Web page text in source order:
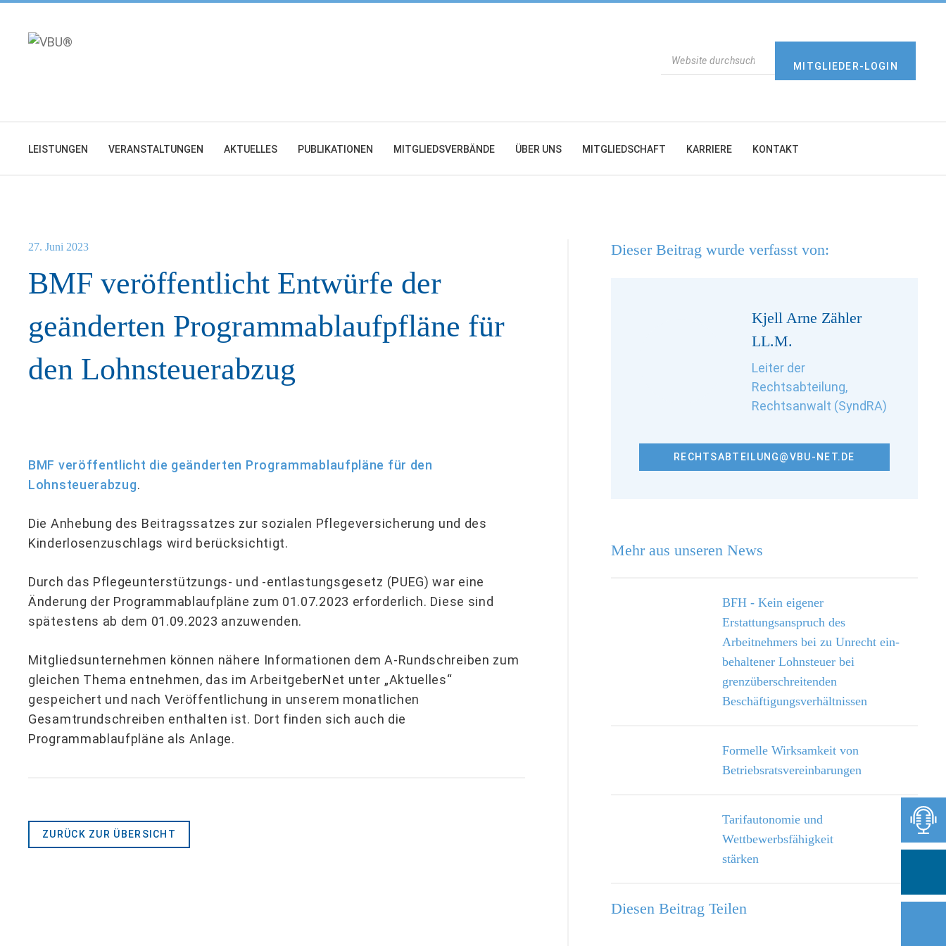
springen
MITGLIEDER-LOGIN
LEISTUNGEN VERANSTALTUNGEN AKTUELLES PUBLIKATIONEN MITGLIEDSVERBÄNDE ÜBER UNS MITGLIEDSCHAFT KARRIERE KONTAKT
BMF veröffentlicht Entwürfe der
geänderten Programmablaufpfläne für
den Lohnsteuerabzug
27. Juni 2023
BMF veröffentlicht die geänderten Programmablaufpläne für den
Lohnsteuerabzug.
Die Anhebung des Beitragssatzes zur sozialen Pflegeversicherung und des
Kinderlosenzuschlags wird berücksichtigt.
Durch das Pflegeunterstützungs- und -entlastungsgesetz (PUEG) war eine
Änderung der Programmablaufpläne zum 01.07.2023 erforderlich. Diese sind
spätestens ab dem 01.09.2023 anzuwenden.
Mitgliedsunternehmen können nähere Informationen dem A-Rundschreiben zum
gleichen Thema entnehmen, das im ArbeitgeberNet unter „Aktuelles“
gespeichert und nach Veröffentlichung in unserem monatlichen
Gesamtrundschreiben enthalten ist. Dort finden sich auch die
Programmablaufpläne als Anlage.
ZURÜCK ZUR ÜBERSICHT
Mehr aus unseren News
BFH - Kein eigener
Erstattungsanspruch des
Arbeitnehmers bei zu Unrecht ein­
behaltener Lohnsteuer bei
grenzüberschreitenden
Beschäftigungsverhältnissen
Formelle Wirksamkeit von
Betriebsratsvereinbarungen
Tarifautonomie und
Wettbewerbsfähigkeit
stärken
Dieser Beitrag wurde verfasst von:
Kjell Arne Zähler
LL.M.
Leiter der
Rechtsabteilung,
Rechtsanwalt (SyndRA)
RECHTSABTEILUNG@VBU-NET.DE
Diesen Beitrag Teilen